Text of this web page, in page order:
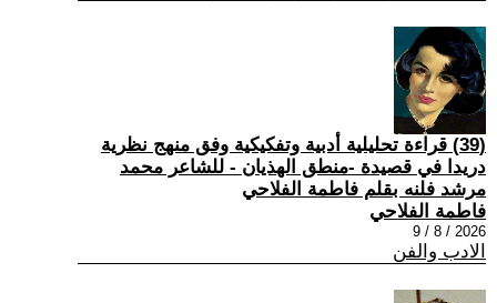
(39) قراءة تحليلية أدبية وتفكيكية وفق منهج نظرية
دريدا في قصيدة -منطق الهذيان - للشاعر محمد
مرشد فلنه بقلم فاطمة الفلاحي
فاطمة الفلاحي
2026 / 8 / 9
الادب والفن